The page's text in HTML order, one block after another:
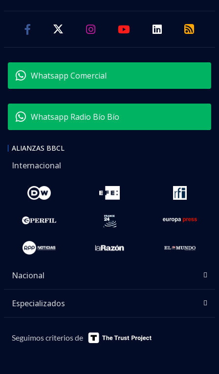
Whatsapp Comercial
Whatsapp Radio Bío Bío
ALIANZAS BBCL
Internacional
Nacional
Especializados
Seguimos criterios de